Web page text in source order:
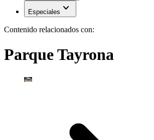
Especiales expand_more
Contenido relacionados con:
Parque Tayrona